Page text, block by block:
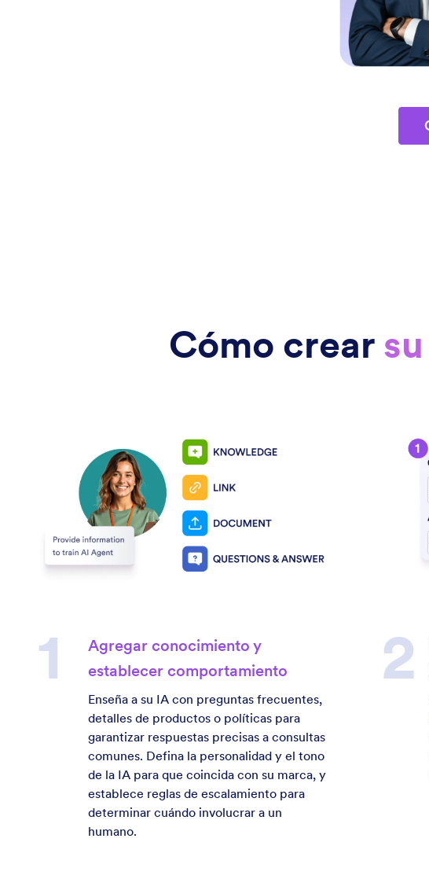
Cómo crear
Agregar conocimiento y
establecer comportamiento
Enseña a su IA con preguntas frecuentes,
detalles de productos o políticas para
garantizar respuestas precisas a consultas
comunes. Defina la personalidad y el tono
de la IA para que coincida con su marca, y
establece reglas de escalamiento para
determinar cuándo involucrar a un
humano.